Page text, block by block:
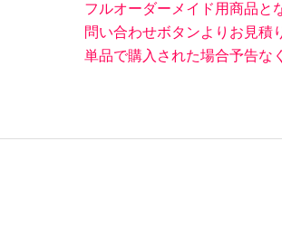
フルオーダーメイド用商品と
問い合わせボタンよりお見積
単品で購入された場合予告な